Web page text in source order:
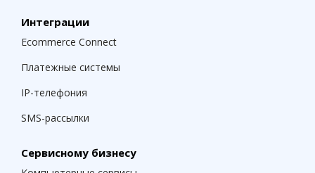
Интеграции
Ecommerce Connect
Платежные системы
IP-телефония
SMS-рассылки
Сервисному бизнесу